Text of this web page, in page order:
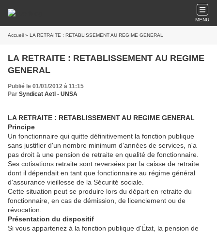
MENU
Accueil » LA RETRAITE : RETABLISSEMENT AU REGIME GENERAL
LA RETRAITE : RETABLISSEMENT AU REGIME
GENERAL
Publié le 01/01/2012 à 11:15
Par Syndicat AetI - UNSA
LA RETRAITE : RETABLISSEMENT AU REGIME GENERAL
Principe
Un fonctionnaire qui quitte définitivement la fonction publique
sans justifier d'un nombre minimum d'années de services, n'a
pas droit à une pension de retraite en qualité de fonctionnaire.
Ses cotisations retraite sont reversées par la caisse de retraite
dont il dépendait en tant que fonctionnaire au régime général
d'assurance vieillesse de la Sécurité sociale.
Cette situation peut se produire lors du départ en retraite du
fonctionnaire, en cas de démission, de licenciement ou de
révocation.
Présentation du dispositif
Si vous appartenez à la fonction publique d'État, la pension de